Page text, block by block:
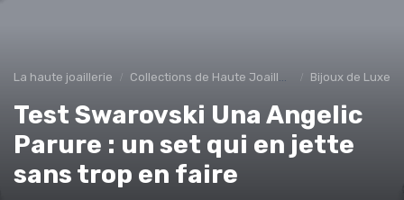
La haute joaillerie Collections de Haute Joaillerie Bijoux de Luxe
Test Swarovski Una Angelic
Parure : un set qui en jette
sans trop en faire